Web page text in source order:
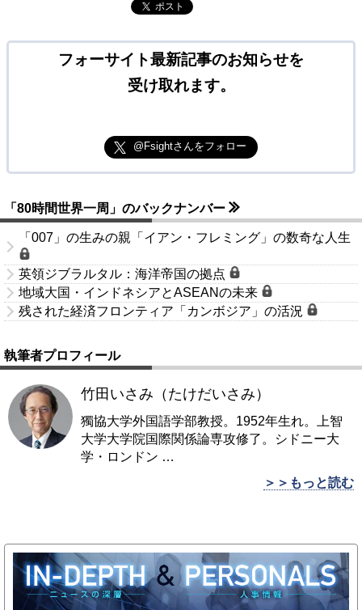
ポスト
フォーサイト最新記事のお知らせを
受け取れます。
@Fsightさんをフォロー
「80時間世界一周」のバックナンバー
「007」の生みの親「イアン・フレミング」の数奇な人生
英領ジブラルタル：海洋帝国の拠点
地域大国・インドネシアとASEANの未来
残された経済フロンティア「カンボジア」の活況
執筆者プロフィール
竹田いさみ（たけだいさみ）
獨協大学外国語学部教授。1952年生れ。上智
大学大学院国際関係論専攻修了。シドニー大
学・ロンドン …
＞＞もっと読む